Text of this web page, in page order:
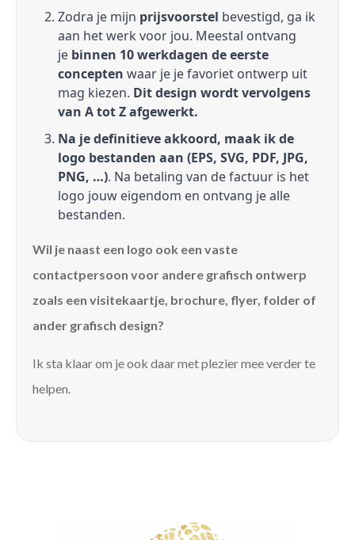
Zodra je mijn prijsvoorstel bevestigd, ga ik
aan het werk voor jou. Meestal ontvang
je binnen 10 werkdagen de eerste
concepten waar je je favoriet ontwerp uit
mag kiezen. Dit design wordt vervolgens
van A tot Z afgewerkt.
Na je definitieve akkoord, maak ik de
logo bestanden aan (EPS, SVG, PDF, JPG,
PNG, …). Na betaling van de factuur is het
logo jouw eigendom en ontvang je alle
bestanden.
Wil je naast een logo ook een vaste
contactpersoon voor andere grafisch ontwerp
zoals een visitekaartje, brochure, flyer, folder of
ander grafisch design?
Ik sta klaar om je ook daar met plezier mee verder te
helpen.